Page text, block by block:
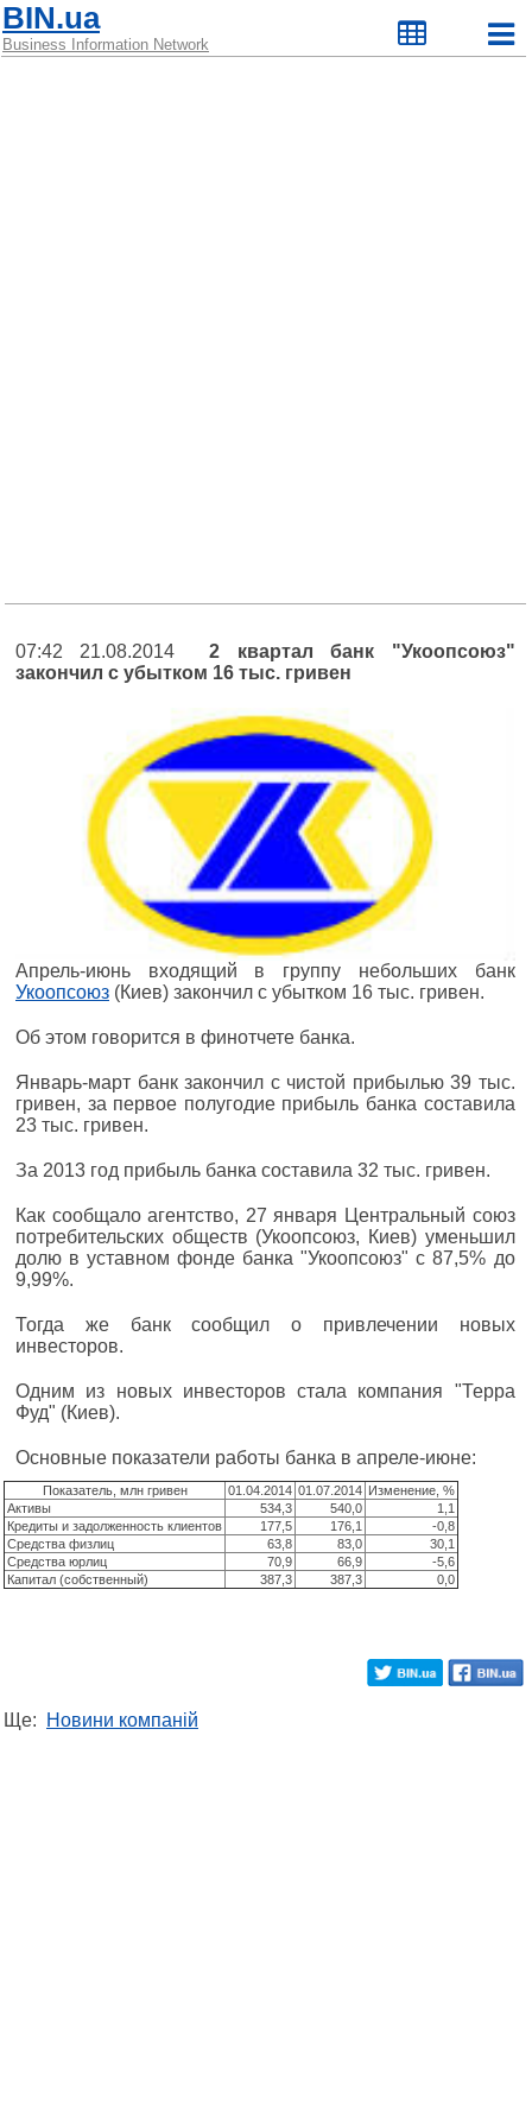
BIN.ua
Business Information Network
07:42 21.08.20142 квартал банк "Укоопсоюз"
закончил с убытком 16 тыс. гривен
Апрель-июнь входящий в группу небольших банк
Укоопсоюз (Киев) закончил с убытком 16 тыс. гривен.
Об этом говорится в финотчете банка.
Январь-март банк закончил с чистой прибылью 39 тыс.
гривен, за первое полугодие прибыль банка составила
23 тыс. гривен.
За 2013 год прибыль банка составила 32 тыс. гривен.
Как сообщало агентство, 27 января Центральный союз
потребительских обществ (Укоопсоюз, Киев) уменьшил
долю в уставном фонде банка "Укоопсоюз" с 87,5% до
9,99%.
Тогда же банк сообщил о привлечении новых
инвесторов.
Одним из новых инвесторов стала компания "Терра
Фуд" (Киев).
Основные показатели работы банка в апреле-июне:
Показатель, млн гривен 01.04.2014 01.07.2014 Изменение, %
Активы
534,3 540,0
1,1
Кредиты и задолженность клиентов
177,5 176,1
-0,8
Средства физлиц
63,8 83,0
30,1
Средства юрлиц
70,9 66,9
-5,6
Капитал (собственный)
387,3 387,3 0,0
Ще: Новини компаній